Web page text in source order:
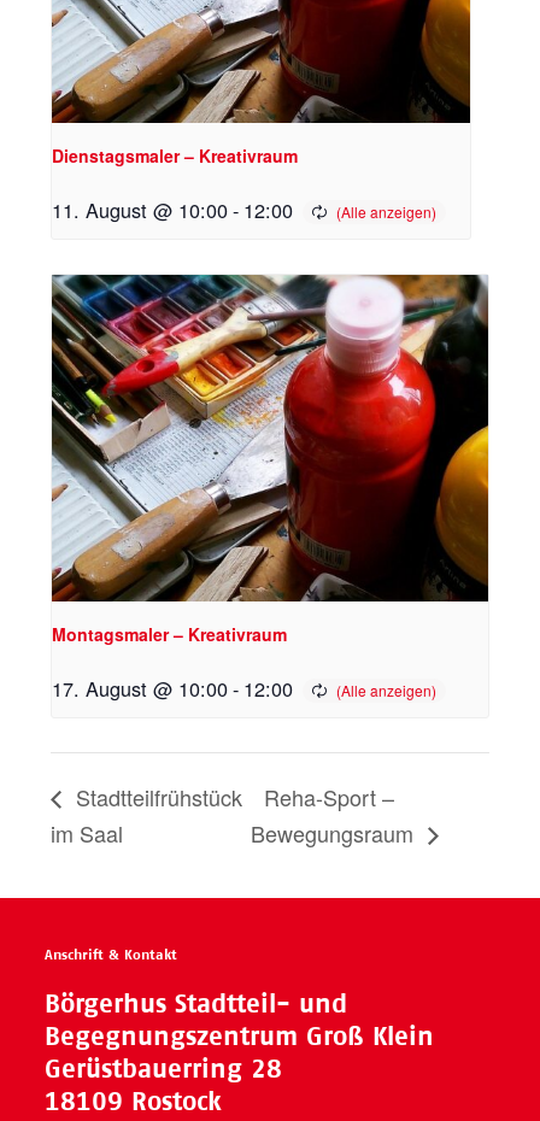
Dienstagsmaler – Kreativraum
11. August @ 10:00- 12:00
Montagsmaler – Kreativraum
17. August @ 10:00- 12:00
Stadtteilfrühstück
im Saal
Reha-Sport –
Bewegungsraum
Anschrift & Kontakt
Börgerhus Stadtteil- und
Begegnungszentrum Groß Klein
Gerüstbauerring 28
18109 Rostock